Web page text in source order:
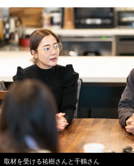
取材を受ける祐樹さんと千鶴さん